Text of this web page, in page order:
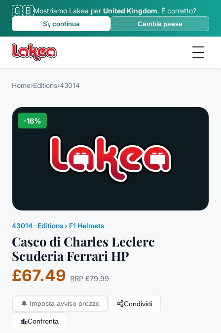
🇬🇧Mostriamo Lakea per United Kingdom. È corretto?
Sì, continua
Cambia paese
Home›Editions›43014
-16%
43014 · Editions› F1 Helmets
Casco di Charles Leclerc
Scuderia Ferrari HP
£67.49 RRP £79.99
🔔 Imposta avviso prezzo Condividi
Confronta